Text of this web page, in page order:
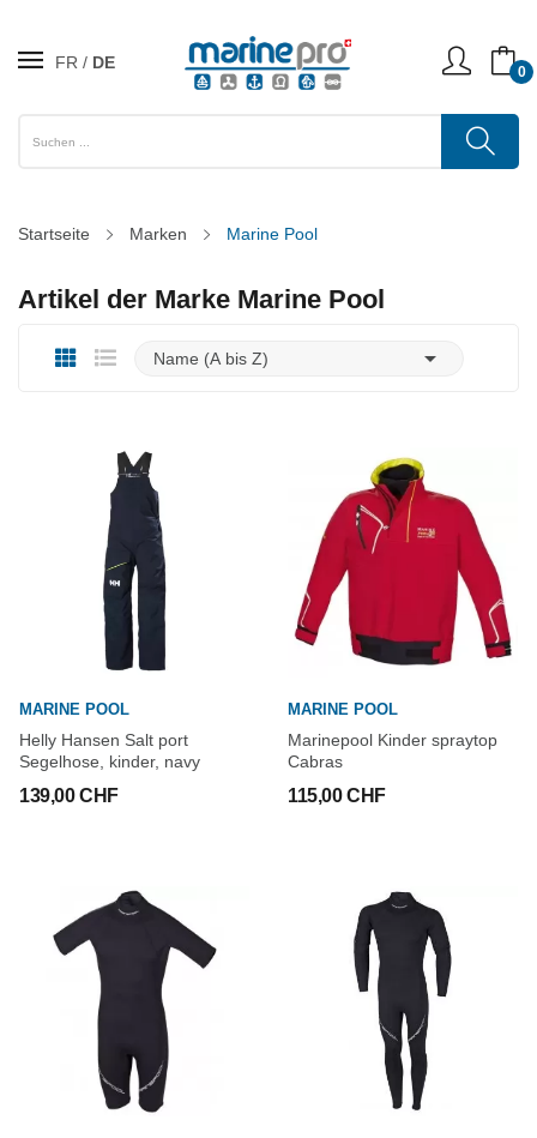
FR DE 0
Startseite Marken Marine Pool
Artikel der Marke Marine Pool
Name (A bis Z) 
MARINE POOL
Helly Hansen Salt port
Segelhose, kinder, navy
139,00 CHF
MARINE POOL
Marinepool Kinder spraytop
Cabras
115,00 CHF